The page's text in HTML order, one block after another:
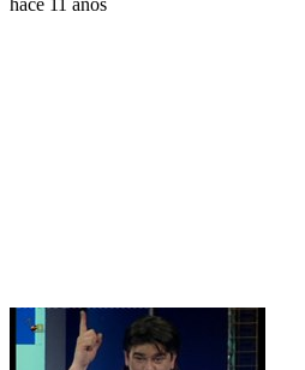
hace 11 años